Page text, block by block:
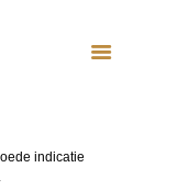
indicatie